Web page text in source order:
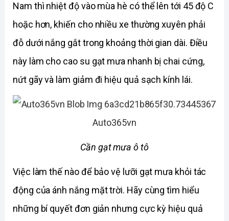
Nam thì nhiệt độ vào mùa hè có thể lên tới 45 độ C
hoặc hơn, khiến cho nhiều xe thường xuyên phải
đỗ dưới nắng gắt trong khoảng thời gian dài. Điều
này làm cho cao su gạt mưa nhanh bị chai cứng,
nứt gãy và làm giảm đi hiệu quả sạch kính lái.
Cần gạt mưa ô tô
Việc làm thế nào để bảo vệ lưỡi gạt mưa khỏi tác
động của ánh nắng mặt trời. Hãy cùng tìm hiểu
những bí quyết đơn giản nhưng cực kỳ hiệu quả